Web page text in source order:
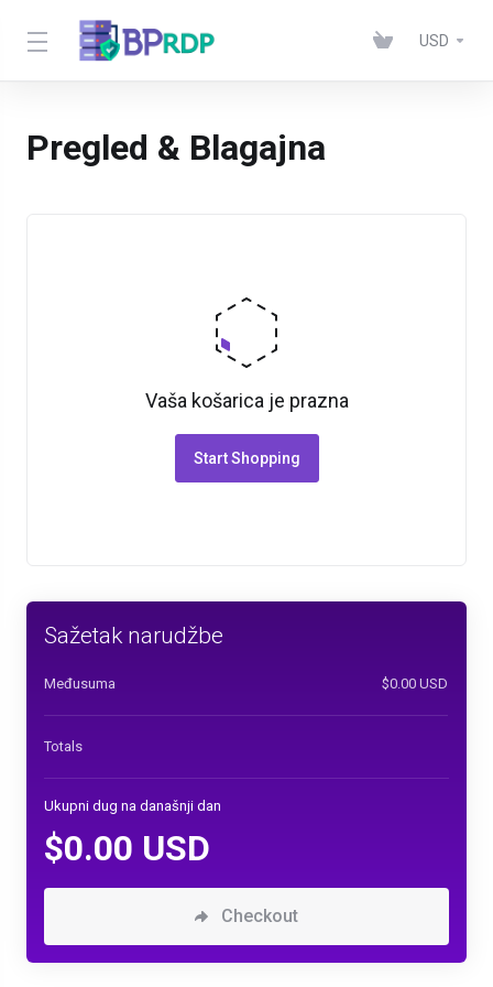
USD
Pregled & Blagajna
Vaša košarica je prazna
Start Shopping
Sažetak narudžbe
Međusuma $0.00 USD
Totals
Ukupni dug na današnji dan
$0.00 USD
Checkout